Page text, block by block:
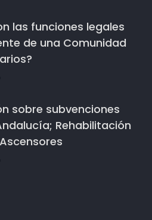
las funciones legales
de una Comunidad
sobre subvenciones
Rehabilitación